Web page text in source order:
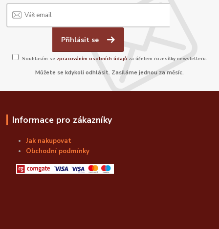
Přihlásit se
Souhlasím se zpracováním osobních údajů za účelem rozesílky newsletteru.
Můžete se kdykoli odhlásit. Zasíláme jednou za měsíc.
Informace pro zákazníky
Jak nakupovat
Obchodní podmínky